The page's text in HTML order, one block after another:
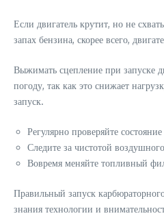
Если двигатель крутит, но не
запах бензина, скорее всего,
Выжимать сцепление при запуске
погоду, так как это снижает
запуск.
Регулярно проверяйте
Следите за чистотой
Вовремя меняйте топливный
Правильный запуск
знания технологии и